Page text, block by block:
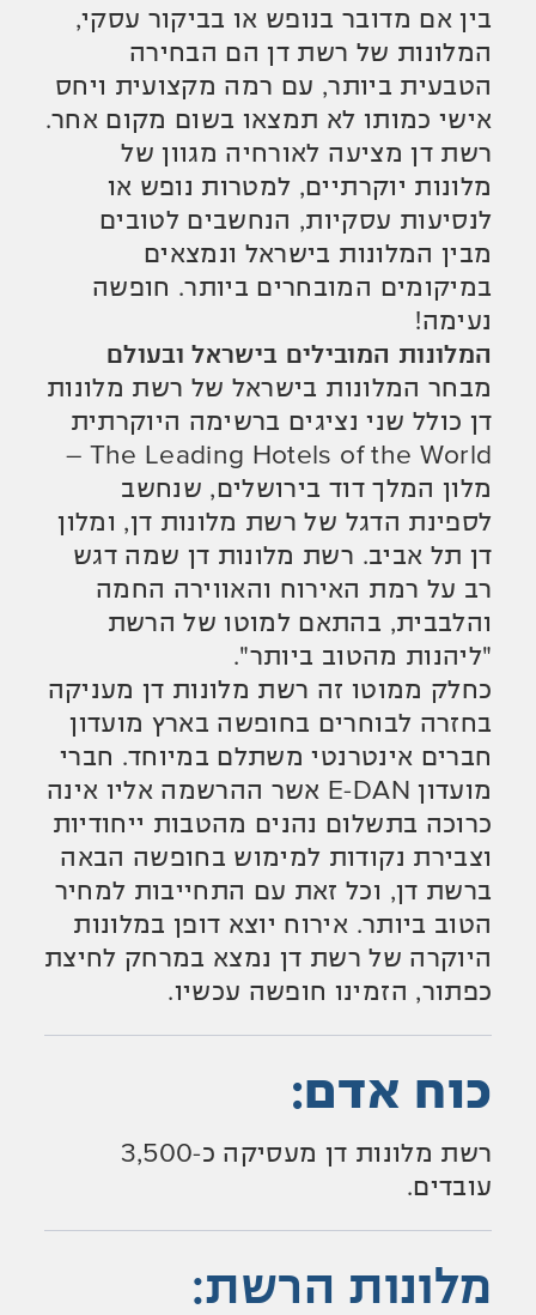
בין אם מדובר בנופש או בביקור עסקי,
המלונות של רשת דן הם הבחירה
הטבעית ביותר, עם רמה מקצועית ויחס
אישי כמותו לא תמצאו בשום מקום אחר.
רשת דן מציעה לאורחיה מגוון של
מלונות יוקרתיים, למטרות נופש או
לנסיעות עסקיות, הנחשבים לטובים
מבין המלונות בישראל ונמצאים
במיקומים המובחרים ביותר. חופשה
נעימה!
המלונות המובילים בישראל ובעולם
מבחר המלונות בישראל של רשת מלונות
דן כולל שני נציגים ברשימה היוקרתית
The Leading Hotels of the World –
מלון המלך דוד בירושלים, שנחשב
לספינת הדגל של רשת מלונות דן, ומלון
דן תל אביב. רשת מלונות דן שמה דגש
רב על רמת האירוח והאווירה החמה
והלבבית, בהתאם למוטו של הרשת
"ליהנות מהטוב ביותר".
כחלק ממוטו זה רשת מלונות דן מעניקה
בחזרה לבוחרים בחופשה בארץ מועדון
חברים אינטרנטי משתלם במיוחד. חברי
מועדון E-DAN אשר ההרשמה אליו אינה
כרוכה בתשלום נהנים מהטבות ייחודיות
וצבירת נקודות למימוש בחופשה הבאה
ברשת דן, וכל זאת עם התחייבות למחיר
הטוב ביותר. אירוח יוצא דופן במלונות
היוקרה של רשת דן נמצא במרחק לחיצת
כפתור, הזמינו חופשה עכשיו.
כוח אדם:
רשת מלונות דן מעסיקה כ-3,500
עובדים.
מלונות הרשת: